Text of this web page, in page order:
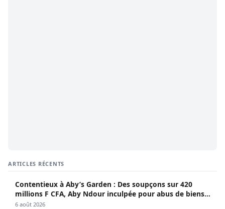
ARTICLES RÉCENTS
Contentieux à Aby’s Garden : Des soupçons sur 420
millions F CFA, Aby Ndour inculpée pour abus de biens
sociaux
6 août 2026